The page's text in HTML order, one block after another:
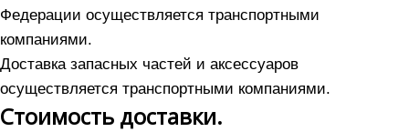
Федерации осуществляется транспортными
компаниями.
Доставка запасных частей и аксессуаров
осуществляется транспортными компаниями.
Стоимость доставки.